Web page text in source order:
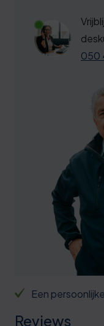
050
Een
Reviews